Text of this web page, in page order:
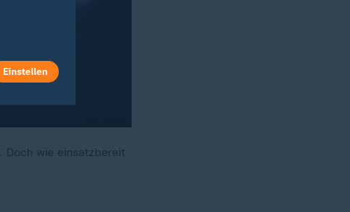
Doch wie einsatzbereit
Einstellen